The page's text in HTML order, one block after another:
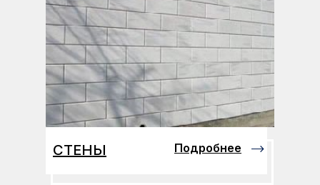
СТЕНЫ Подробнее